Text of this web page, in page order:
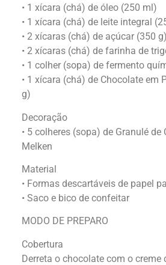
• 1 xícara (chá) de óleo (250 ml)
• 1 xícara (chá) de leite integral
• 2 xícaras (chá) de açúcar (350 g)
• 2 xícaras (chá) de farinha de
• 1 colher (sopa) de fermento
• 1 xícara (chá) de Chocolate em
g)
Decoração
• 5 colheres (sopa) de Granulé
Melken
Material
• Formas descartáveis de papel
• Saco e bico de confeitar
MODO DE PREPARO
Cobertura
Derreta o chocolate com o creme